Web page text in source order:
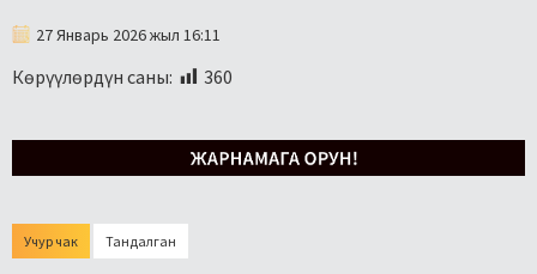
27 Январь 2026 жыл 16:11
Көрүүлөрдүн саны: 360
Учур чак Тандалган